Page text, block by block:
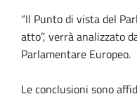
“Il Punto di vista del
atto”, verrà analizzato
Parlamentare Europeo.
Le conclusioni sono